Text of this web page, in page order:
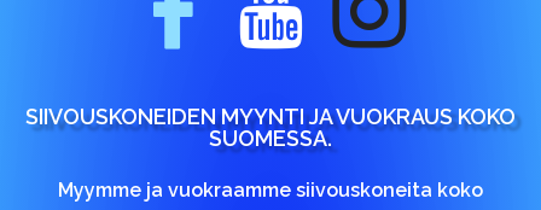
SIIVOUSKONEIDEN MYYNTI JA VUOKRAUS KOKO
SUOMESSA.
Myymme ja vuokraamme siivouskoneita koko